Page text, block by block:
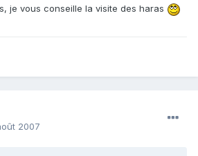
je vous conseille la visite des haras
2007